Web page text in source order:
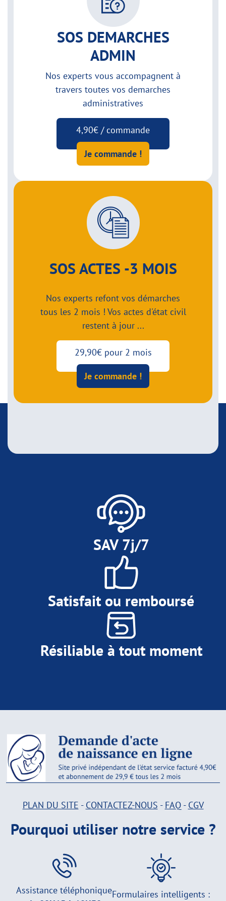
SOS DEMARCHES
ADMIN
Nos experts vous accompagnent à
travers toutes vos demarches
administratives
4,90€ / commande
Je commande !
SOS ACTES -3 MOIS
Nos experts refont vos démarches
tous les 2 mois ! Vos actes d'état civil
restent à jour ...
29,90€ pour 2 mois
Je commande !
SAV 7j/7
Satisfait ou remboursé
Résiliable à tout moment
PLAN DU SITE - CONTACTEZ-NOUS - FAQ- CGV
Pourquoi utiliser notre service ?
Assistance téléphoniqueFormulaires intelligents :